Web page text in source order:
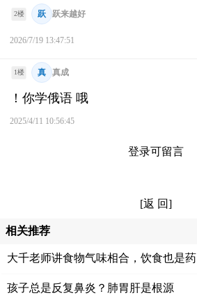
2楼 跃 跃来越好
2026/7/19 13:47:51
1楼 真 真成
！你学俄语 哦
2025/4/11 10:56:45
登录可留言
[返 回]
相关推荐
大千老师讲食物气味相合，饮食也是药
孩子总是反复鼻炎？肺胃肝是根源